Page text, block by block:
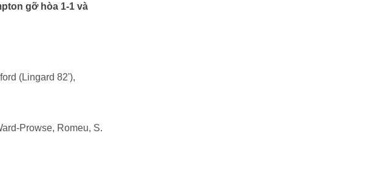
gỡ hòa 1-1 và
(Lingard 82'),
Prowse, Romeu, S.